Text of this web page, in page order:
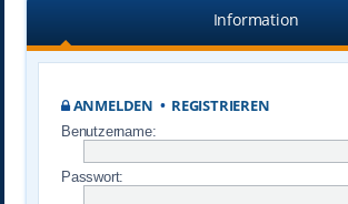
Information
ANMELDEN • REGISTRIEREN
Benutzername:
Passwort: